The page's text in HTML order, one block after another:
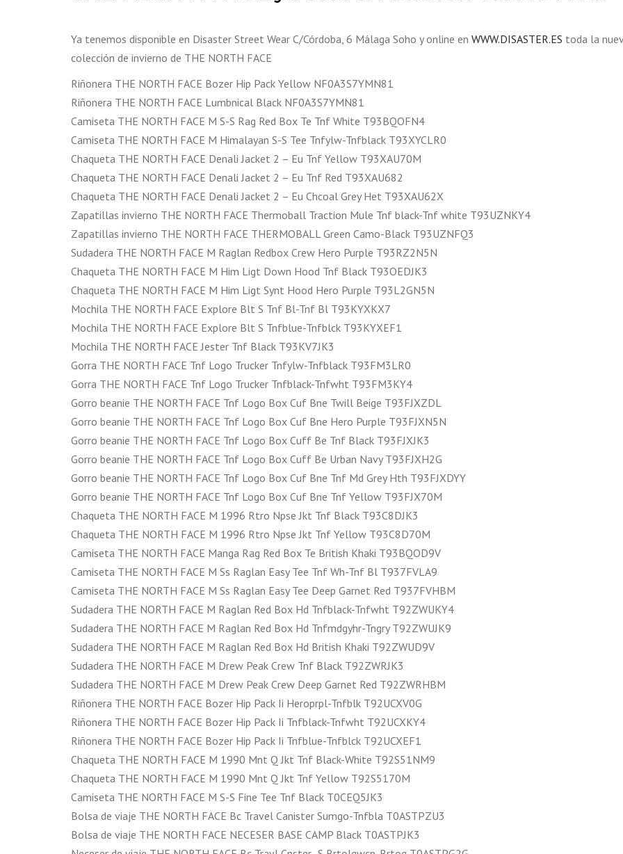
Ya tenemos disponible en Disaster Street Wear C/Córdoba, 6 Málaga Soho y online en WWW.DISASTER.ES toda la
colección de invierno de THE NORTH FACE
Riñonera THE NORTH FACE Bozer Hip Pack Yellow NF0A3S7YMN81
Riñonera THE NORTH FACE Lumbnical Black NF0A3S7YMN81
Camiseta THE NORTH FACE M S-S Rag Red Box Te Tnf White T93BQOFN4
Camiseta THE NORTH FACE M Himalayan S-S Tee Tnfylw-Tnfblack T93XYCLR0
Chaqueta THE NORTH FACE Denali Jacket 2 – Eu Tnf Yellow T93XAU70M
Chaqueta THE NORTH FACE Denali Jacket 2 – Eu Tnf Red T93XAU682
Chaqueta THE NORTH FACE Denali Jacket 2 – Eu Chcoal Grey Het T93XAU62X
Zapatillas invierno THE NORTH FACE Thermoball Traction Mule Tnf black-Tnf white T93UZNKY4
Zapatillas invierno THE NORTH FACE THERMOBALL Green Camo-Black T93UZNFQ3
Sudadera THE NORTH FACE M Raglan Redbox Crew Hero Purple T93RZ2N5N
Chaqueta THE NORTH FACE M Him Ligt Down Hood Tnf Black T93OEDJK3
Chaqueta THE NORTH FACE M Him Ligt Synt Hood Hero Purple T93L2GN5N
Mochila THE NORTH FACE Explore Blt S Tnf Bl-Tnf Bl T93KYXKX7
Mochila THE NORTH FACE Explore Blt S Tnfblue-Tnfblck T93KYXEF1
Mochila THE NORTH FACE Jester Tnf Black T93KV7JK3
Gorra THE NORTH FACE Tnf Logo Trucker Tnfylw-Tnfblack T93FM3LR0
Gorra THE NORTH FACE Tnf Logo Trucker Tnfblack-Tnfwht T93FM3KY4
Gorro beanie THE NORTH FACE Tnf Logo Box Cuf Bne Twill Beige T93FJXZDL
Gorro beanie THE NORTH FACE Tnf Logo Box Cuf Bne Hero Purple T93FJXN5N
Gorro beanie THE NORTH FACE Tnf Logo Box Cuff Be Tnf Black T93FJXJK3
Gorro beanie THE NORTH FACE Tnf Logo Box Cuff Be Urban Navy T93FJXH2G
Gorro beanie THE NORTH FACE Tnf Logo Box Cuf Bne Tnf Md Grey Hth T93FJXDYY
Gorro beanie THE NORTH FACE Tnf Logo Box Cuf Bne Tnf Yellow T93FJX70M
Chaqueta THE NORTH FACE M 1996 Rtro Npse Jkt Tnf Black T93C8DJK3
Chaqueta THE NORTH FACE M 1996 Rtro Npse Jkt Tnf Yellow T93C8D70M
Camiseta THE NORTH FACE Manga Rag Red Box Te British Khaki T93BQOD9V
Camiseta THE NORTH FACE M Ss Raglan Easy Tee Tnf Wh-Tnf Bl T937FVLA9
Camiseta THE NORTH FACE M Ss Raglan Easy Tee Deep Garnet Red T937FVHBM
Sudadera THE NORTH FACE M Raglan Red Box Hd Tnfblack-Tnfwht T92ZWUKY4
Sudadera THE NORTH FACE M Raglan Red Box Hd Tnfmdgyhr-Tngry T92ZWUJK9
Sudadera THE NORTH FACE M Raglan Red Box Hd British Khaki T92ZWUD9V
Sudadera THE NORTH FACE M Drew Peak Crew Tnf Black T92ZWRJK3
Sudadera THE NORTH FACE M Drew Peak Crew Deep Garnet Red T92ZWRHBM
Riñonera THE NORTH FACE Bozer Hip Pack Ii Heroprpl-Tnfblk T92UCXV0G
Riñonera THE NORTH FACE Bozer Hip Pack Ii Tnfblack-Tnfwht T92UCXKY4
Riñonera THE NORTH FACE Bozer Hip Pack Ii Tnfblue-Tnfblck T92UCXEF1
Chaqueta THE NORTH FACE M 1990 Mnt Q Jkt Tnf Black-White T92S51NM9
Chaqueta THE NORTH FACE M 1990 Mnt Q Jkt Tnf Yellow T92S5170M
Camiseta THE NORTH FACE M S-S Fine Tee Tnf Black T0CEQ5JK3
Bolsa de viaje THE NORTH FACE Bc Travel Canister Sumgo-Tnfbla T0ASTPZU3
Bolsa de viaje THE NORTH FACE NECESER BASE CAMP Black T0ASTPJK3